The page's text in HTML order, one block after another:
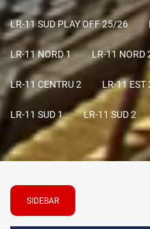
LR-11 SUD PLAY OFF 25/26
LR-11 NORD 1 LR-11 NORD
LR-11 CENTRU 2 LR-11 EST
LR-11 SUD 1 LR-11 SUD 2
SIDEBAR